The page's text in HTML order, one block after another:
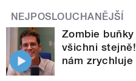
NEJPOSLOUCHANĚJŠÍ
Zombie
všichni
nám